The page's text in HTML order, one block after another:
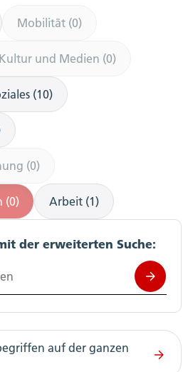
Mobilität (0)
Kultur und Medien (0)
(10)
(0)
(0) Arbeit (1)
der erweiterten Suche:
auf der ganzen